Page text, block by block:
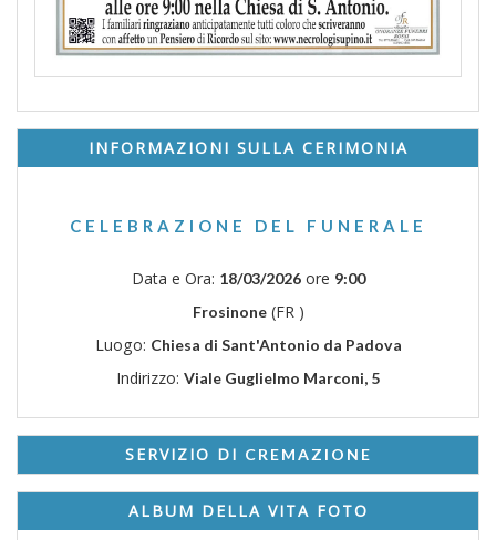
INFORMAZIONI SULLA CERIMONIA
CELEBRAZIONE DEL FUNERALE
Data e Ora: 18/03/2026ore 9:00
Frosinone(FR )
Luogo: Chiesa di Sant'Antonio da Padova
Indirizzo: Viale Guglielmo Marconi, 5
SERVIZIO DI CREMAZIONE
ALBUM DELLA VITA FOTO